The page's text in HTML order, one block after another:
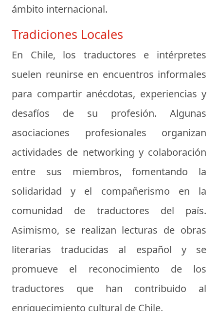
ámbito internacional.
Tradiciones Locales
En Chile, los traductores e intérpretes
suelen reunirse en encuentros informales
para compartir anécdotas, experiencias y
desafíos de su profesión. Algunas
asociaciones profesionales organizan
actividades de networking y colaboración
entre sus miembros, fomentando la
solidaridad y el compañerismo en la
comunidad de traductores del país.
Asimismo, se realizan lecturas de obras
literarias traducidas al español y se
promueve el reconocimiento de los
traductores que han contribuido al
enriquecimiento cultural de Chile.